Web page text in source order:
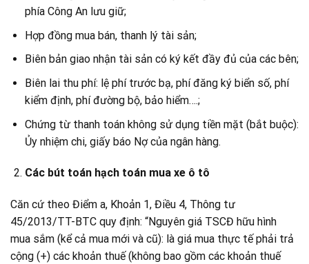
phía Công An lưu giữ;
Hợp đồng mua bán, thanh lý tài sản;
Biên bản giao nhận tài sản có ký kết đầy đủ của các bên;
Biên lai thu phí: lệ phí trước bạ, phí đăng ký biển số, phí
kiểm định, phí đường bộ, bảo hiểm….;
Chứng từ thanh toán không sử dụng tiền mặt (bắt buộc):
Ủy nhiệm chi, giấy báo Nợ của ngân hàng.
Các bút toán hạch toán mua xe ô tô
Căn cứ theo Điểm a, Khoản 1, Điều 4, Thông tư
45/2013/TT-BTC quy định: “Nguyên giá TSCĐ hữu hình
mua sắm (kể cả mua mới và cũ): là giá mua thực tế phải trả
cộng (+) các khoản thuế (không bao gồm các khoản thuế